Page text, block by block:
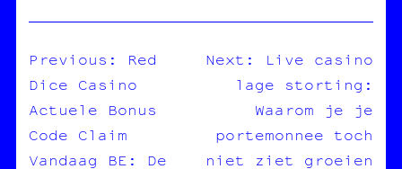
NAVIGATION
DE
L’ARTICLE
Previous:
Red
Dice Casino
Actuele Bonus
Code Claim
Vandaag BE: De
Next:
Live casino
lage storting:
Waarom je je
portemonnee toch
niet ziet groeien